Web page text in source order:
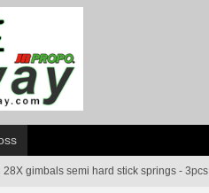
28X gimbals semi hard stick springs - 3pcs